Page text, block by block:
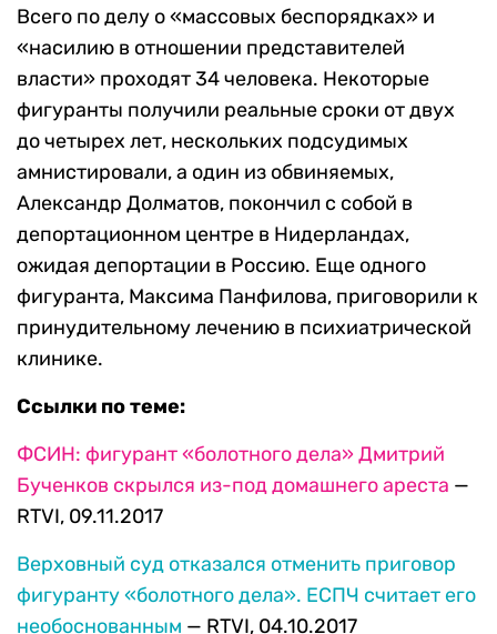
Всего по делу о «массовых беспорядках» и
«насилию в отношении представителей
власти» проходят 34 человека. Некоторые
фигуранты получили реальные сроки от двух
до четырех лет, нескольких подсудимых
амнистировали, а один из обвиняемых,
Александр Долматов, покончил с собой в
депортационном центре в Нидерландах,
ожидая депортации в Россию. Еще одного
фигуранта, Максима Панфилова, приговорили к
принудительному лечению в психиатрической
клинике.
Ссылки по теме:
ФСИН: фигурант «болотного дела» Дмитрий
Бученков скрылся из-под домашнего ареста —
RTVI, 09.11.2017
Верховный суд отказался отменить приговор
фигуранту «болотного дела». ЕСПЧ считает его
необоснованным — RTVI, 04.10.2017